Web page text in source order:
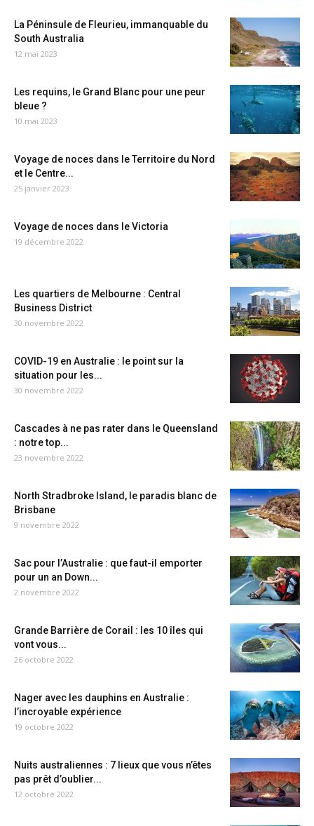
La Péninsule de Fleurieu, immanquable du
South Australia
12 mai 2023
Les requins, le Grand Blanc pour une peur
bleue ?
10 mai 2023
Voyage de noces dans le Territoire du Nord
et le Centre...
25 janvier 2023
Voyage de noces dans le Victoria
19 décembre 2022
Les quartiers de Melbourne : Central
Business District
30 novembre 2022
COVID-19 en Australie : le point sur la
situation pour les...
30 novembre 2022
Cascades à ne pas rater dans le Queensland
: notre top...
23 novembre 2022
North Stradbroke Island, le paradis blanc de
Brisbane
9 novembre 2022
Sac pour l’Australie : que faut-il emporter
pour un an Down...
2 novembre 2022
Grande Barrière de Corail : les 10 îles qui
vont vous...
26 octobre 2022
Nager avec les dauphins en Australie :
l’incroyable expérience
19 octobre 2022
Nuits australiennes : 7 lieux que vous n’êtes
pas prêt d’oublier...
12 octobre 2022